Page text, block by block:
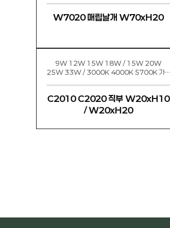
W7020 매립날개 W70xH20
9W 12W 15W 18W / 15W 20W
25W 33W / 3000K 4000K 5700K 가변
C2010 C2020 직부 W20xH10
/ W20xH20